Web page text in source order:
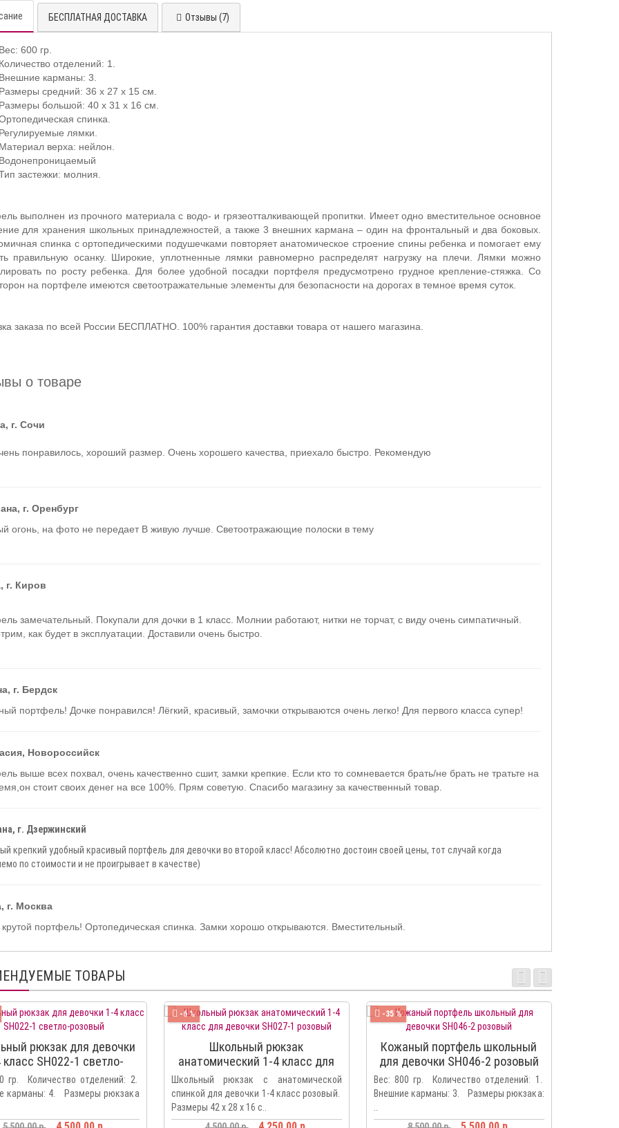
БЕСПЛАТНАЯ ДОСТАВКА Отзывы (7)
600 гр.
отделений: 1.
карманы: 3.
средний: 36 х 27 х 15 см.
большой: 40 х 31 х 16 см.
спинка.
лямки.
верха: нейлон.
застежки: молния.
выполнен из прочного материала с водо- и грязеотталкивающей пропитки. Имеет одно вместительное основное
для хранения школьных принадлежностей, а также 3 внешних кармана – один на фронтальный и два боковых.
спинка с ортопедическими подушечками повторяет анатомическое строение спины ребенка и помогает ему
правильную осанку. Широкие, уплотненные лямки равномерно распределят нагрузку на плечи. Лямки можно
по росту ребенка. Для более удобной посадки портфеля предусмотрено грудное крепление-стяжка. Со
на портфеле имеются светоотражательные элементы для безопасности на дорогах в темное время суток.
заказа по всей России БЕСПЛАТНО. 100% гарантия доставки товара от нашего магазина.
о товаре
г. Сочи
понравилось, хороший размер. Очень хорошего качества, приехало быстро. Рекомендую
г. Оренбург
огонь, на фото не передает В живую лучше. Светоотражающие полоски в тему
г. Киров
замечательный. Покупали для дочки в 1 класс. Молнии работают, нитки не торчат, с виду очень симпатичный.
как будет в эксплуатации. Доставили очень быстро.
г. Бердск
портфель! Дочке понравился! Лёгкий, красивый, замочки открываются очень легко! Для первого класса супер!
Новороссийск
выше всех похвал, очень качественно сшит, замки крепкие. Если кто то сомневается брать/не брать не тратьте на
стоит своих денег на все 100%. Прям советую. Спасибо магазину за качественный товар.
г. Дзержинский
крепкий удобный красивый портфель для девочки во второй класс! Абсолютно достоин своей цены, тот случай когда
по стоимости и не проигрывает в качестве)
г. Москва
портфель! Ортопедическая спинка. Замки хорошо открываются. Вместительный.
ТОВАРЫ
рюкзак для девочки
класс SH022-1 светло-
розовый
гр. Количество отделений: 2.
карманы: 4. Размеры рюкзака
-6 %
Школьный рюкзак
анатомический 1-4 класс для
девочки SH027-1 розовый
Школьный рюкзак с анатомической
спинкой для девочки 1-4 класс розовый.
Размеры 42 х 28 х 16 с..
-35 %
Кожаный портфель школьный
для девочки SH046-2 розовый
Вес: 800 гр. Количество отделений: 1.
Внешние карманы: 3. Размеры рюкзака: